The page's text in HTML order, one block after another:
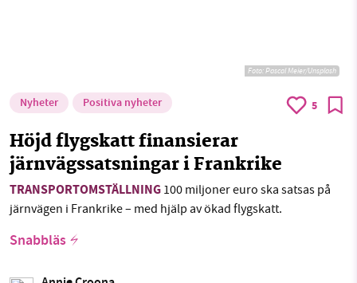
Foto: Pascal Meier/Unsplash
Nyheter Positiva nyheter 5
Höjd flygskatt finansierar
järnvägssatsningar i Frankrike
TRANSPORTOMSTÄLLNING 100 miljoner euro ska satsas på
järnvägen i Frankrike – med hjälp av ökad flygskatt.
Snabbläs